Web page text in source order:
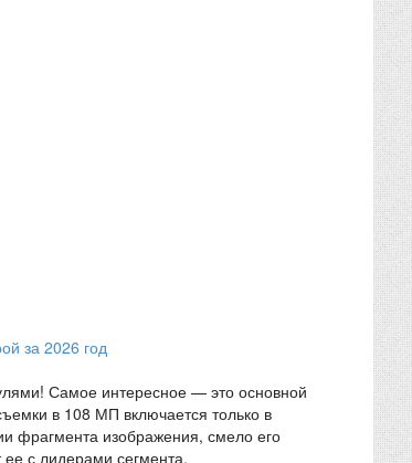
Самое интересное — это основной
в 108 МП включается только в
фрагмента изображения, смело его
с лидерами сегмента.